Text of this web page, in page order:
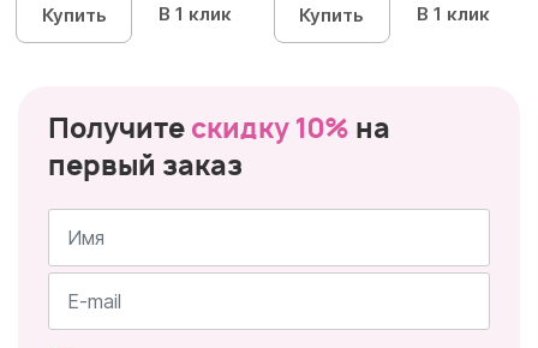
Купить В 1 клик Купить В 1 клик
Получите скидку 10% на
первый заказ
Имя